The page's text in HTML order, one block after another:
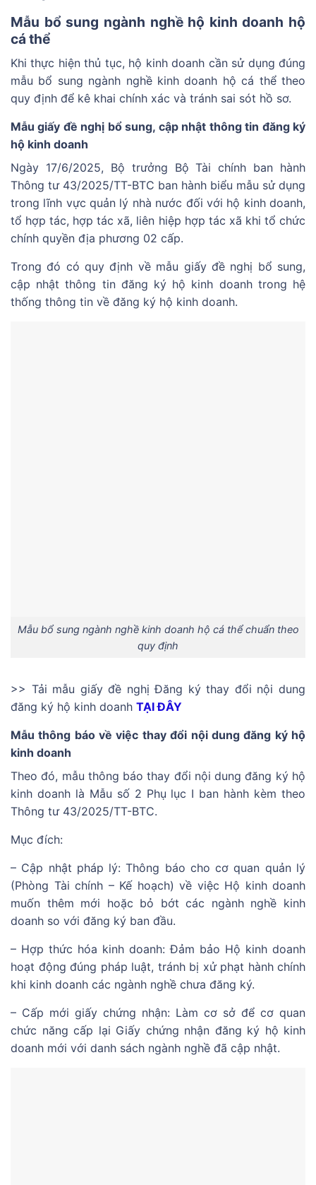
Mẫu bổ sung ngành nghề hộ kinh doanh hộ
cá thể
Khi thực hiện thủ tục, hộ kinh doanh cần sử dụng đúng
mẫu bổ sung ngành nghề kinh doanh hộ cá thể theo
quy định để kê khai chính xác và tránh sai sót hồ sơ.
Mẫu giấy đề nghị bổ sung, cập nhật thông tin đăng ký
hộ kinh doanh
Ngày 17/6/2025, Bộ trưởng Bộ Tài chính ban hành
Thông tư 43/2025/TT-BTC ban hành biểu mẫu sử dụng
trong lĩnh vực quản lý nhà nước đối với hộ kinh doanh,
tổ hợp tác, hợp tác xã, liên hiệp hợp tác xã khi tổ chức
chính quyền địa phương 02 cấp.
Trong đó có quy định về mẫu giấy đề nghị bổ sung,
cập nhật thông tin đăng ký hộ kinh doanh trong hệ
thống thông tin về đăng ký hộ kinh doanh.
Mẫu bổ sung ngành nghề kinh doanh hộ cá thể chuẩn theo
quy định
>> Tải mẫu giấy đề nghị Đăng ký thay đổi nội dung
đăng ký hộ kinh doanh TẠI ĐÂY
Mẫu thông báo về việc thay đổi nội dung đăng ký hộ
kinh doanh
Theo đó, mẫu thông báo thay đổi nội dung đăng ký hộ
kinh doanh là Mẫu số 2 Phụ lục I ban hành kèm theo
Thông tư 43/2025/TT-BTC.
Mục đích:
– Cập nhật pháp lý: Thông báo cho cơ quan quản lý
(Phòng Tài chính – Kế hoạch) về việc Hộ kinh doanh
muốn thêm mới hoặc bỏ bớt các ngành nghề kinh
doanh so với đăng ký ban đầu.
– Hợp thức hóa kinh doanh: Đảm bảo Hộ kinh doanh
hoạt động đúng pháp luật, tránh bị xử phạt hành chính
khi kinh doanh các ngành nghề chưa đăng ký.
– Cấp mới giấy chứng nhận: Làm cơ sở để cơ quan
chức năng cấp lại Giấy chứng nhận đăng ký hộ kinh
doanh mới với danh sách ngành nghề đã cập nhật.